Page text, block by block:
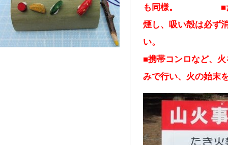
も同様。 ■
煙し、吸い殻は必ず
■携帯コンロなど、
みで行い、火の始末